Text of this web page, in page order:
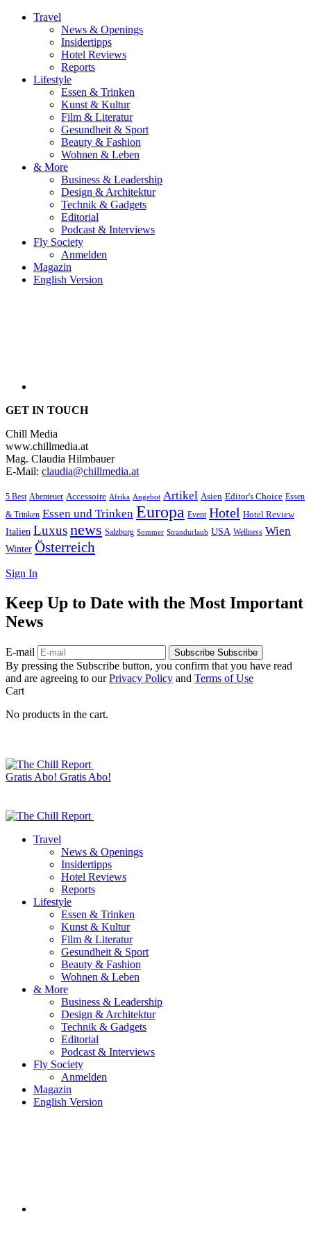
Travel
News & Openings
Insidertipps
Hotel Reviews
Reports
Lifestyle
Essen & Trinken
Kunst & Kultur
Film & Literatur
Gesundheit & Sport
Beauty & Fashion
Wohnen & Leben
& More
Business & Leadership
Design & Architektur
Technik & Gadgets
Editorial
Podcast & Interviews
Fly Society
Anmelden
Magazin
English Version
GET IN TOUCH
Chill Media
www.chillmedia.at
Mag. Claudia Hilmbauer
E-Mail: claudia@chillmedia.at
5 Best Abenteuer Accessoire Afrika Angebot Artikel Asien Editor's Choice Essen
& Trinken Essen und Trinken Europa Event Hotel Hotel Review
Italien Luxusnews Salzburg Sommer Strandurlaub USA Wellness Wien
Winter Österreich
Sign In
Keep Up to Date with the Most Important
News
E-mail Subscribe Subscribe
By pressing the Subscribe button, you confirm that you have read
and are agreeing to ourPrivacy Policy and Terms of Use
Cart
No products in the cart.
Gratis Abo! Gratis Abo!
Travel
News & Openings
Insidertipps
Hotel Reviews
Reports
Lifestyle
Essen & Trinken
Kunst & Kultur
Film & Literatur
Gesundheit & Sport
Beauty & Fashion
Wohnen & Leben
& More
Business & Leadership
Design & Architektur
Technik & Gadgets
Editorial
Podcast & Interviews
Fly Society
Anmelden
Magazin
English Version